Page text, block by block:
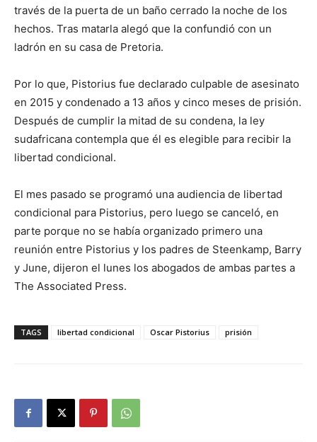
través de la puerta de un baño cerrado la noche de los
hechos. Tras matarla alegó que la confundió con un
ladrón en su casa de Pretoria.
Por lo que, Pistorius fue declarado culpable de asesinato
en 2015 y condenado a 13 años y cinco meses de prisión.
Después de cumplir la mitad de su condena, la ley
sudafricana contempla que él es elegible para recibir la
libertad condicional.
El mes pasado se programó una audiencia de libertad
condicional para Pistorius, pero luego se canceló, en
parte porque no se había organizado primero una
reunión entre Pistorius y los padres de Steenkamp, Barry
y June, dijeron el lunes los abogados de ambas partes a
The Associated Press.
TAGS libertad condicional Oscar Pistorius prisión